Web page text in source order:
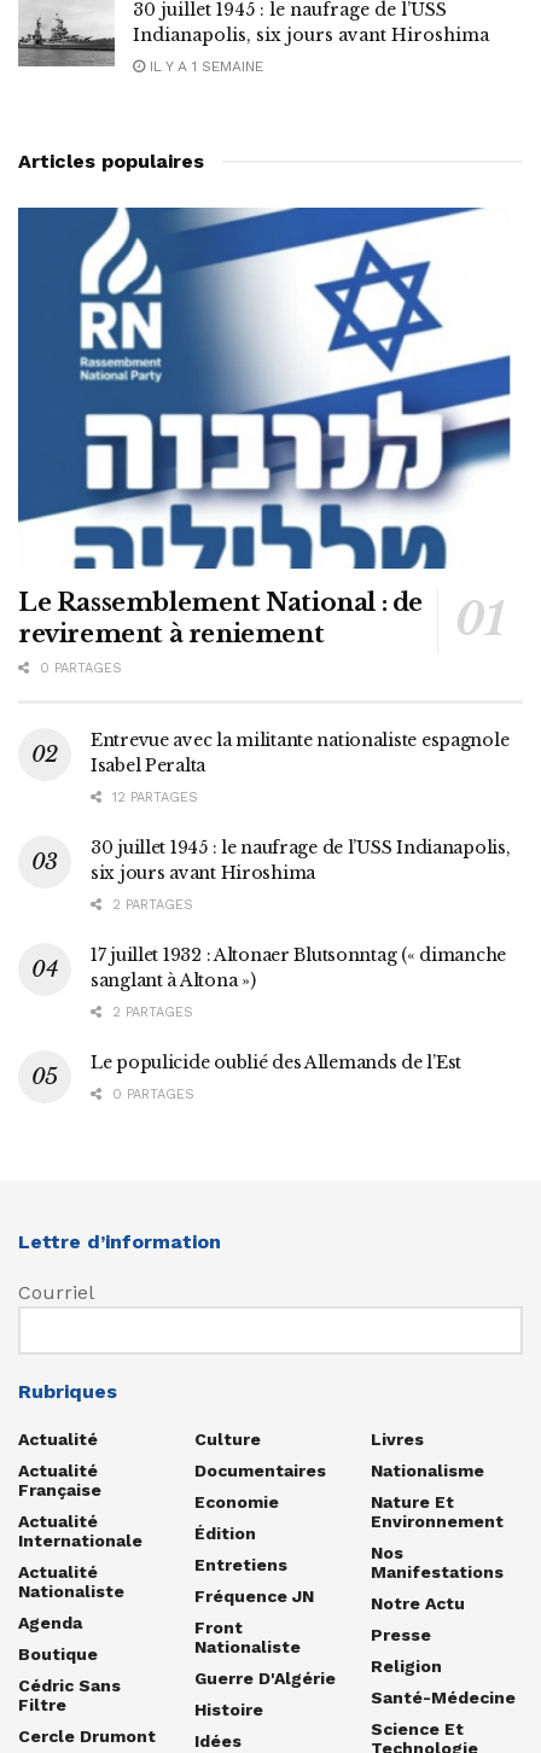
30 juillet 1945 : le naufrage de l’USS
Indianapolis, six jours avant Hiroshima
IL Y A 1 SEMAINE
Articles populaires
Le Rassemblement National : de
revirement à reniement
0 PARTAGES
Entrevue avec la militante nationaliste espagnole
Isabel Peralta
12 PARTAGES
30 juillet 1945 : le naufrage de l’USS Indianapolis,
six jours avant Hiroshima
2 PARTAGES
17 juillet 1932 : Altonaer Blutsonntag (« dimanche
sanglant à Altona »)
2 PARTAGES
Le populicide oublié des Allemands de l’Est
0 PARTAGES
Lettre d’information
Courriel
Rubriques
Actualité
Actualité
Française
Actualité
Internationale
Actualité
Nationaliste
Agenda
Boutique
Cédric Sans
Filtre
Cercle Drumont
Culture
Documentaires
Economie
Édition
Entretiens
Fréquence JN
Front
Nationaliste
Guerre D'Algérie
Histoire
Idées
Livres
Nationalisme
Nature Et
Environnement
Nos
Manifestations
Notre Actu
Presse
Religion
Santé-Médecine
Science Et
Technologie